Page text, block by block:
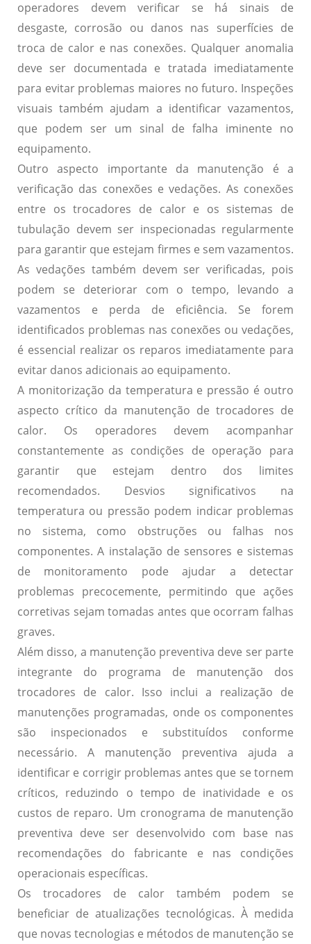
operadores devem verificar se há sinais de
desgaste, corrosão ou danos nas superfícies de
troca de calor e nas conexões. Qualquer anomalia
deve ser documentada e tratada imediatamente
para evitar problemas maiores no futuro. Inspeções
visuais também ajudam a identificar vazamentos,
que podem ser um sinal de falha iminente no
equipamento.
Outro aspecto importante da manutenção é a
verificação das conexões e vedações. As conexões
entre os trocadores de calor e os sistemas de
tubulação devem ser inspecionadas regularmente
para garantir que estejam firmes e sem vazamentos.
As vedações também devem ser verificadas, pois
podem se deteriorar com o tempo, levando a
vazamentos e perda de eficiência. Se forem
identificados problemas nas conexões ou vedações,
é essencial realizar os reparos imediatamente para
evitar danos adicionais ao equipamento.
A monitorização da temperatura e pressão é outro
aspecto crítico da manutenção de trocadores de
calor. Os operadores devem acompanhar
constantemente as condições de operação para
garantir que estejam dentro dos limites
recomendados. Desvios significativos na
temperatura ou pressão podem indicar problemas
no sistema, como obstruções ou falhas nos
componentes. A instalação de sensores e sistemas
de monitoramento pode ajudar a detectar
problemas precocemente, permitindo que ações
corretivas sejam tomadas antes que ocorram falhas
graves.
Além disso, a manutenção preventiva deve ser parte
integrante do programa de manutenção dos
trocadores de calor. Isso inclui a realização de
manutenções programadas, onde os componentes
são inspecionados e substituídos conforme
necessário. A manutenção preventiva ajuda a
identificar e corrigir problemas antes que se tornem
críticos, reduzindo o tempo de inatividade e os
custos de reparo. Um cronograma de manutenção
preventiva deve ser desenvolvido com base nas
recomendações do fabricante e nas condições
operacionais específicas.
Os trocadores de calor também podem se
beneficiar de atualizações tecnológicas. À medida
que novas tecnologias e métodos de manutenção se